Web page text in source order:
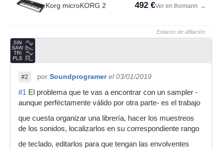
Korg microKORG 2 492 €Ver en thomann →
Enlaces de afiliación
#2 por Soundprogramer el 03/01/2019
#1 El problema que te vas a encontrar con un sampler -
aunque perféctamente válido por otra parte- es el trabajo
que cuesta organizar una librería, hacer los muestreos
de los sonidos, localizarlos en su correspondiente rango
de teclado, editarlos para que tengan las envolventes